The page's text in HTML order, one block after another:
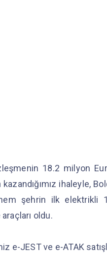
18.2 milyon
kazandığımız ihaleyle,
şehrin ilk elektrikli
oldu.
e-JEST ve e-ATAK